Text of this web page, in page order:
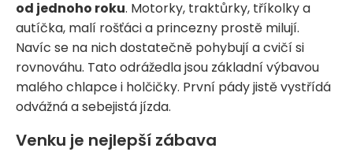
od jednoho roku. Motorky, traktůrky, tříkolky a
autíčka, malí rošťáci a princezny prostě milují.
Navíc se na nich dostatečně pohybují a cvičí si
rovnováhu. Tato odrážedla jsou základní výbavou
malého chlapce i holčičky. První pády jistě vystřídá
odvážná a sebejistá jízda.
Venku je nejlepší zábava